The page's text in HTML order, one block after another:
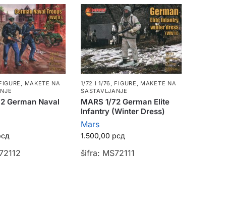
, MAKETE NA
German Naval
1/72 I 1/76 FIGURE
MAKETE NA
SASTAVLJANJE
MARS 1/72 German Elite
Infantry (Winter Dress)
Mars
1.500,00 рсд
šifra: MS72111